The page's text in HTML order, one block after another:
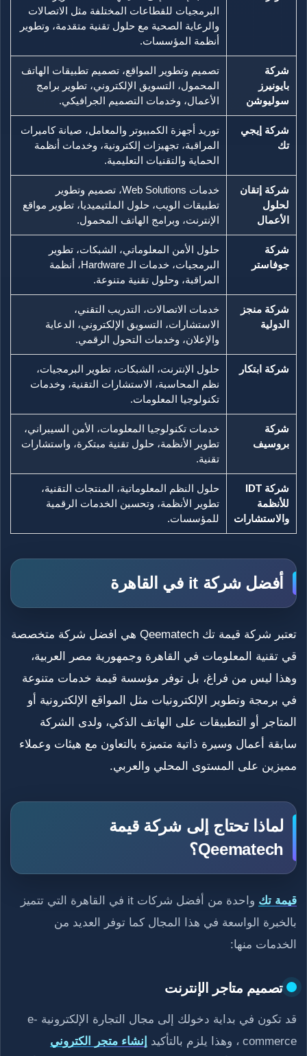
البرمجيات للقطاعات المختلفة مثل الاتصالات
والرعاية الصحية مع حلول تقنية متقدمة، وتطوير
أنظمة المؤسسات.
شركة
بايونيرز
سوليوشن
تصميم وتطوير المواقع، تصميم تطبيقات الهاتف
المحمول، التسويق الإلكتروني، تطوير برامج
الأعمال، وخدمات التصميم الجرافيكي.
شركة إيجي
تك
توريد أجهزة الكمبيوتر والمعامل، صيانة كاميرات
المراقبة، تجهيزات إلكترونية، وخدمات أنظمة
الحماية والتقنيات التعليمية.
شركة إتقان
لحلول
الأعمال
خدمات Web Solutions، تصميم وتطوير
تطبيقات الويب، حلول الملتيميديا، تطوير مواقع
الإنترنت، وبرامج الهاتف المحمول.
شركة
جوفاستر
حلول الأمن المعلوماتي، الشبكات، تطوير
البرمجيات، خدمات الـ Hardware، أنظمة
المراقبة، وحلول تقنية متنوعة.
شركة منجز
الدولية
خدمات الاتصالات، التدريب التقني،
الاستشارات، التسويق الإلكتروني، الدعاية
والإعلان، وخدمات التحول الرقمي.
شركة ابتكار
حلول الإنترنت، الشبكات، تطوير البرمجيات،
نظم المحاسبة، الاستشارات التقنية، وخدمات
تكنولوجيا المعلومات.
شركة
بروسيف
خدمات تكنولوجيا المعلومات، الأمن السيبراني،
تطوير الأنظمة، حلول تقنية مبتكرة، واستشارات
تقنية.
شركة IDT
للأنظمة
والاستشارات
حلول النظم المعلوماتية، المنتجات التقنية،
تطوير الأنظمة، وتحسين الخدمات الرقمية
للمؤسسات.
أفضل شركة it في القاهرة
تعتبر شركة قيمة تك Qeematech هي افضل شركة متخصصة
قي تقنية المعلومات في القاهرة وجمهورية مصر العربية،
وهذا ليس من فراغ، بل توفر مؤسسة قيمة خدمات متنوعة
في برمجة وتطوير الإلكترونيات مثل المواقع الإلكترونية أو
المتاجر أو التطبيقات على الهاتف الذكي، ولدى الشركة
سابقة أعمال وسيرة ذاتية متميزة بالتعاون مع هيئات وعملاء
مميزين على المستوى المحلي والعربي.
لماذا تحتاج إلى شركة قيمة
Qeematech؟
قيمة تك
واحدة من أفضل شركات it في القاهرة التي تتميز
بالخبرة الواسعة في هذا المجال كما توفر العديد من
الخدمات منها:
تصميم متاجر الإنترنت
قد تكون في بداية دخولك إلى مجال التجارة الإلكترونية e-
commerce ، وهذا يلزم بالتأكيد
إنشاء متجر الكتروني